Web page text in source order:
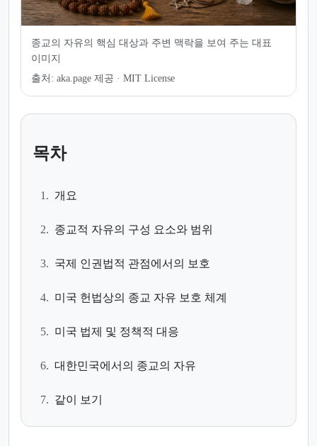
종교의 자유의 핵심 대상과 주변 맥락을 보여 주는 대표
이미지
출처: aka.page 제공 · MIT License
목차
1. 개요
2. 종교적 자유의 구성 요소와 범위
3. 국제 인권법적 관점에서의 보호
4. 미국 헌법상의 종교 자유 보호 체계
5. 미국 법제 및 정책적 대응
6. 대한민국에서의 종교의 자유
7. 같이 보기